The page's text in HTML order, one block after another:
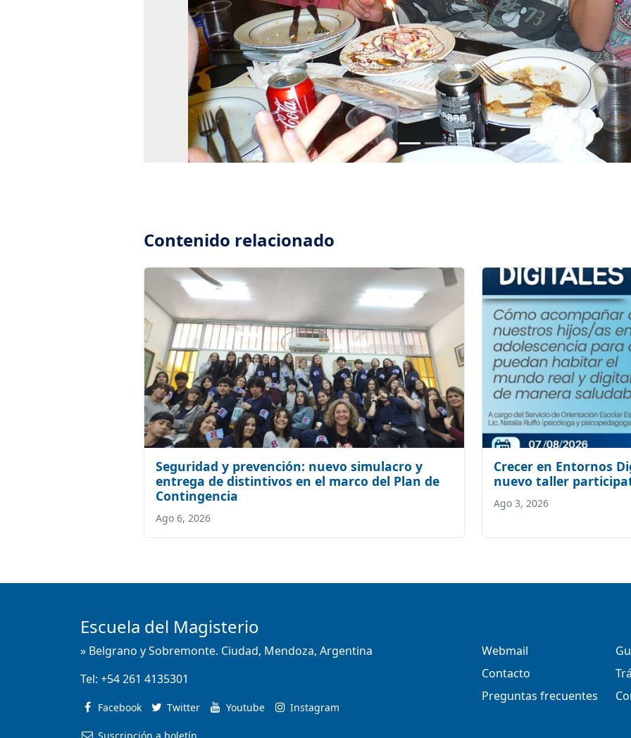
1
Contenido relacionado
Seguridad y prevención: nuevo simulacro y
entrega de distintivos en el marco del Plan de
Contingencia
Ago 6, 2026
Crecer en Entornos
nuevo taller
Ago 3, 2026
Escuela del Magisterio
» Belgrano y Sobremonte. Ciudad, Mendoza, Argentina
Tel: +54 261 4135301
Facebook Twitter Youtube Instagram
Webmail
Contacto
Preguntas frecuentes